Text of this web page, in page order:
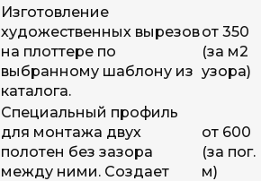
Изготовление
художественных вырезов
на плоттере по
выбранному шаблону из
каталога.
от 350
(за м2
узора)
Специальный профиль
для монтажа двух
полотен без зазора
между ними. Создает
от 600
(за пог.
м)